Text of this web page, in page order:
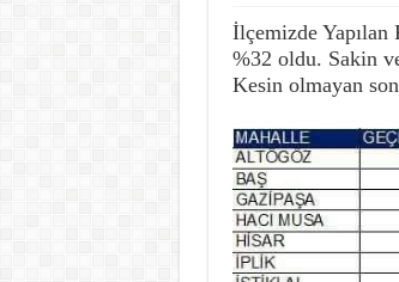
İlçemizde Yapılan
%32 oldu. Sakin
Kesin olmayan